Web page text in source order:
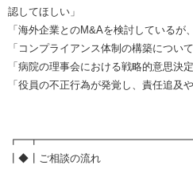
認してほしい」
「海外企業とのM&Aを検討しているが
「コンプライアンス体制の構築につい
「病院の理事会における戦略的意思決
「役員の不正行為が発覚し、責任追及
┃◆┃ご相談の流れ